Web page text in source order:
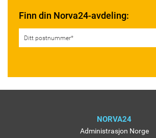
Finn din Norva24-avdeling:
NORVA24
Administrasjon Norge